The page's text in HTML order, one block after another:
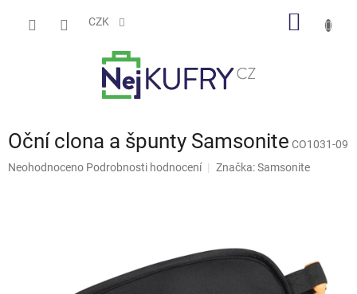
CZK
Oční clona a špunty Samsonite CO1031-09
Průměrné
Neohodnoceno Podrobnosti hodnocení Značka:Samsonite